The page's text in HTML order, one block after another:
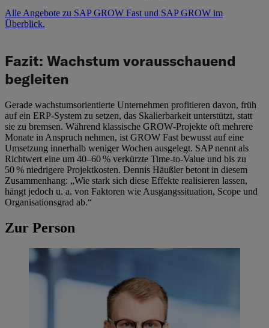
Alle Angebote zu SAP GROW Fast und SAP GROW im
Überblick.
Fazit: Wachstum vorausschauend
begleiten
Gerade wachstumsorientierte Unternehmen profitieren davon, früh
auf ein ERP‑System zu setzen, das Skalierbarkeit unterstützt, statt
sie zu bremsen. Während klassische GROW‑Projekte oft mehrere
Monate in Anspruch nehmen, ist GROW Fast bewusst auf eine
Umsetzung innerhalb weniger Wochen ausgelegt. SAP nennt als
Richtwert eine um 40–60 % verkürzte Time‑to‑Value und bis zu
50 % niedrigere Projektkosten. Dennis Häußler betont in diesem
Zusammenhang: „Wie stark sich diese Effekte realisieren lassen,
hängt jedoch u. a. von Faktoren wie Ausgangssituation, Scope und
Organisationsgrad ab.“
Zur Person